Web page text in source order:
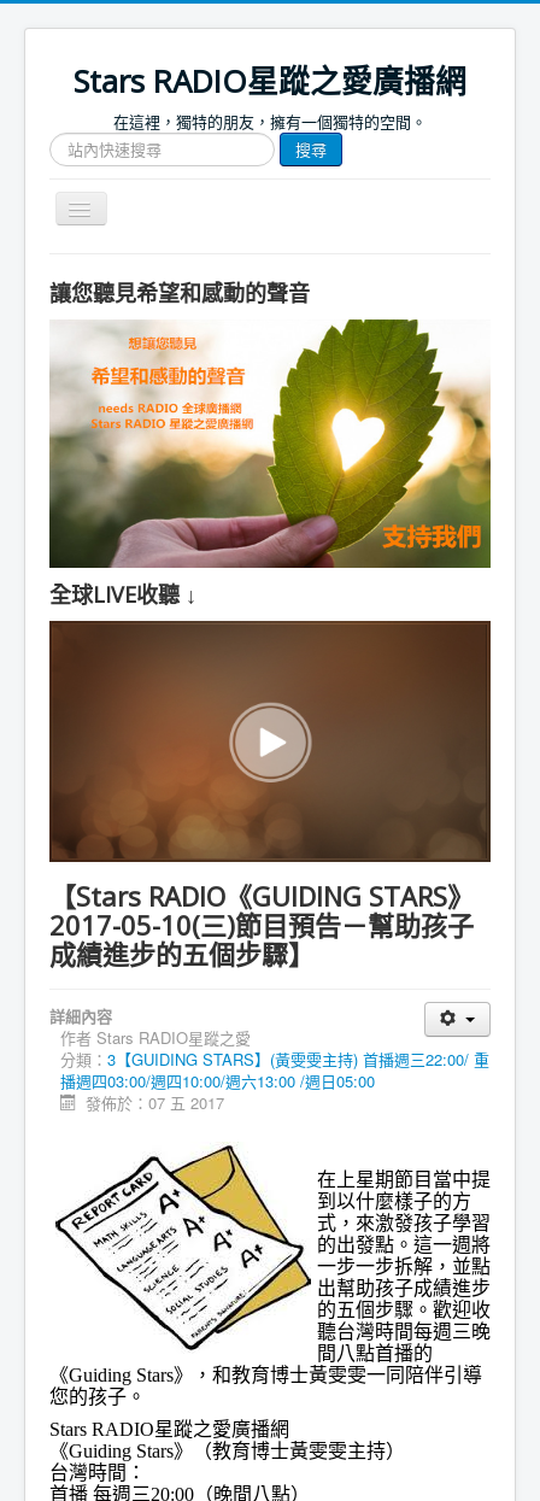
Stars RADIO星蹤之愛廣播網
在這裡，獨特的朋友，擁有一個獨特的空間。
搜
尋
網
文
搜尋
Toggle
Navigation
首頁
捐款支持
節目表
節目簡介
節目預告
讓您聽見希望和感動的聲音
全球LIVE收聽 ↓
【Stars RADIO《GUIDING STARS》
2017-05-10(三)節目預告－幫助孩子
成績進步的五個步驟】
詳細內容
作者 Stars RADIO星蹤之愛
分類： 3【GUIDING STARS】(黃雯雯主持) 首播週三22:00/ 重
播週四03:00/週四10:00/週六13:00 /週日05:00
發佈於：07 五 2017
在上星期節目當中提
到以什麼樣子的方
式，來激發孩子學習
的出發點。這一週將
一步一步拆解，並點
出幫助孩子成績進步
的五個步驟。歡迎收
聽台灣時間每週三晚
間八點首播的
《Guiding Stars》，和教育博士黃雯雯一同陪伴引導
您的孩子。
Stars RADIO星蹤之愛廣播網
《Guiding Stars》（教育博士黃雯雯主持）
台灣時間：
首播 每週三20:00（晚間八點）